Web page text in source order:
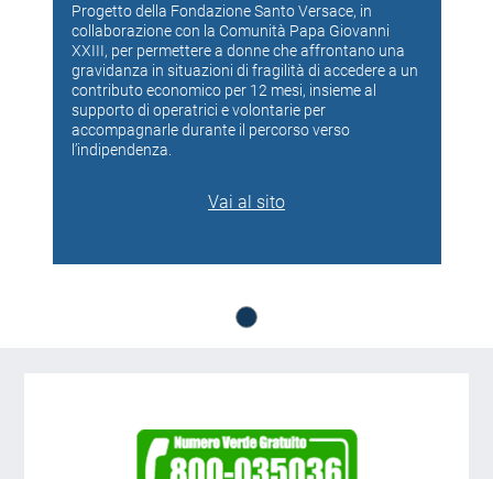
Progetto della Fondazione Santo Versace, in
collaborazione con la Comunità Papa Giovanni
XXIII, per permettere a donne che affrontano una
gravidanza in situazioni di fragilità di accedere a un
contributo economico per 12 mesi, insieme al
supporto di operatrici e volontarie per
accompagnarle durante il percorso verso
l’indipendenza.
Vai al sito